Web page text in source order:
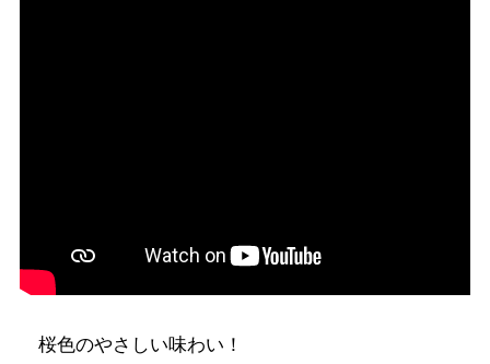
桜色のやさしい味わい！